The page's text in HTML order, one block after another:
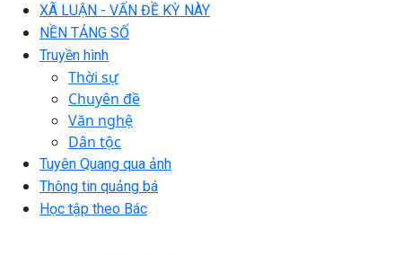
XÃ LUẬN - VẤN ĐỀ KỲ NÀY
NỀN TẢNG SỐ
Truyền hình
Thời sự
Chuyên đề
Văn nghệ
Dân tộc
Tuyên Quang qua ảnh
Thông tin quảng bá
Học tập theo Bác